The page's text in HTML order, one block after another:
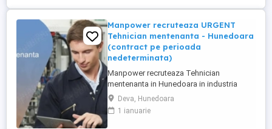
la testarea sistemelor complexe, utilizand
Manpower recruteaza URGENT
Tehnician mentenanta - Hunedoara
(contract pe perioada
nedeterminata)
Manpower recruteaza Tehnician
mentenanta in Hunedoara in industria
automotive. Responsabilitati principale: -
Analizarea si executarea lucrarilor de
reparatie, intretinere si revizie; - Verificarea
Deva, Hunedoara
1 ianuarie